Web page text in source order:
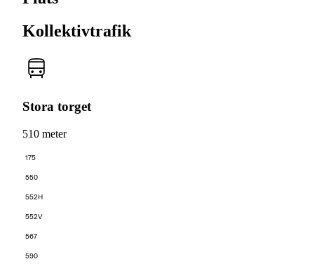
Kollektivtrafik
Stora torget
510 meter
175
550
552H
552V
567
590